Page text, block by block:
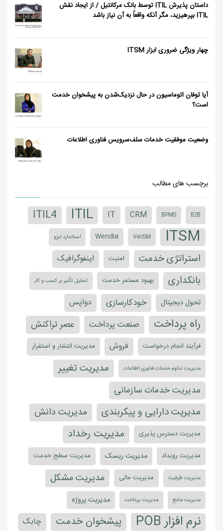
داستان پذیرش ITIL توسط بانک مرکانتیل / از ایجاد نقش
ITIL بپرهیزید، مگر آنکه واقعاً به آن نیاز باشد
چهار ویژگی ضروری ابزار ITSM
آیا توفان اتوماسیون در حال نزدیک‌شدن به پیشخوان خدمت
است؟
وضعیت موفقیت خدمات سلف‌سرویس فناوری اطلاعات
برچسب های مطالب
B2B
BPMS
CRM
IT
ITIL
ITIL4
ITSM
VeriSM
Wendia استاندارد ایزو
استراتژی خدمت امنیت اینفوگرافیک
بانکداری بهبود مستمر خدمت تحلیل تأثیر بر کسب و کار
تحول دیجیتال خودکارسازی دواپس
راه پرداخت صنعت پرداخت عصر تراکنش
فرآیند انجام درخواست فروش مدیریت انتشار و استقرار
مدیریت تداوم خدمات فناوری اطلاعات مدیریت تغییر
مدیریت خدمات سازمانی
مدیریت دارایی و پیکربندی مدیریت دانش
مدیریت دسترس پذیری مدیریت رخداد
مدیریت رویداد مدیریت ریسک مدیریت سطح خدمت
مدیریت ظرفیت مدیریت مالی مدیریت مشکل
مدیریت منابع مدیریت پرداخت مدیریت پروژه
نرم افزار POB پیشخوان خدمت چابک